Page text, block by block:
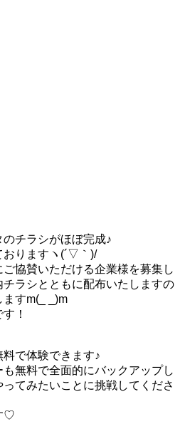
チラシがほぼ完成♪
おりますヽ(´▽｀)/
協賛いただける企業様を募集し
ラシとともに配布いたしますの
すm(_ _)m
！
で体験できます♪
無料で全面的にバックアップし
てみたいことに挑戦してくださ
♡